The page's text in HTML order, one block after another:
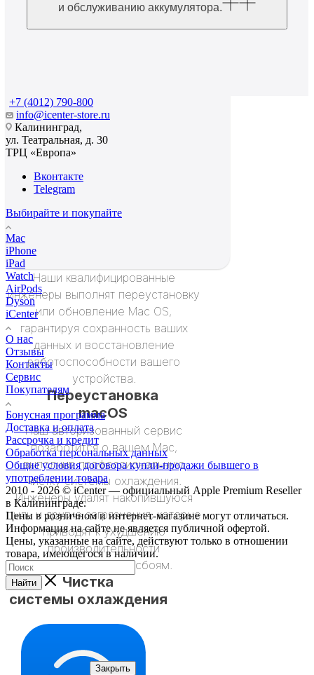
Наши квалифицированные
инженеры выполнят переустановку
или обновление Mac OS,
гарантируя сохранность ваших
данных и восстановление
работоспособности вашего
устройства.
Переустановка
macOS
Наш авторизованный сервис
позаботится о вашем Mac,
выполнив профессиональную
чистку системы охлаждения.
Инженеры удалят накопившуюся
пыль и другие загрязнения, которые
приводят к ухудшению
производительности
и нежелательным сбоям.
Чистка
системы охлаждения
и обслуживанию аккумулятора.
+7 (4012) 790-800
info@icenter-store.ru
Калининград,
ул. Театральная, д. 30
ТРЦ «Европа»
Вконтакте
Telegram
Выбирайте и покупайте
Mac
iPhone
iPad
Watch
AirPods
Dyson
iCenter
О нас
Отзывы
Контакты
Сервис
Покупателям
Бонусная программа
Доставка и оплата
Рассрочка и кредит
Обработка персональных данных
Общие условия договора купли-продажи бывшего в
употреблении товара
2010 - 2026 © iCenter — официальный Apple Premium Reseller
в Калининграде.
Цены в розничном и интернет-магазине могут отличаться.
Информация на сайте не является публичной офертой.
Цены, указанные на сайте, действуют только в отношении
товара, имеющегося в наличии.
Найти
Закрыть